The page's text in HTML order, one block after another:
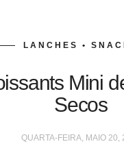
LANCHES •
Mini
Secos
QUARTA-FEIRA, MAIO 20,